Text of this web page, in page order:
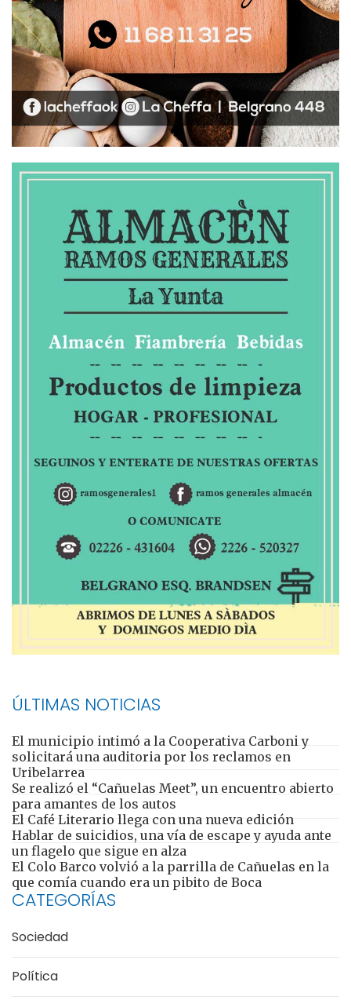
ÚLTIMAS NOTICIAS
El municipio intimó a la Cooperativa Carboni y
solicitará una auditoria por los reclamos en
Uribelarrea
Se realizó el “Cañuelas Meet”, un encuentro abierto
para amantes de los autos
El Café Literario llega con una nueva edición
Hablar de suicidios, una vía de escape y ayuda ante
un flagelo que sigue en alza
El Colo Barco volvió a la parrilla de Cañuelas en la
que comía cuando era un pibito de Boca
CATEGORÍAS
Sociedad
Política